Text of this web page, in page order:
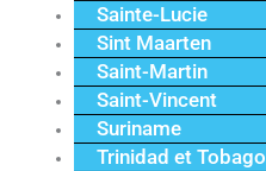
Sainte-Lucie
Sint Maarten
Saint-Martin
Saint-Vincent
Suriname
Trinidad et Tobago